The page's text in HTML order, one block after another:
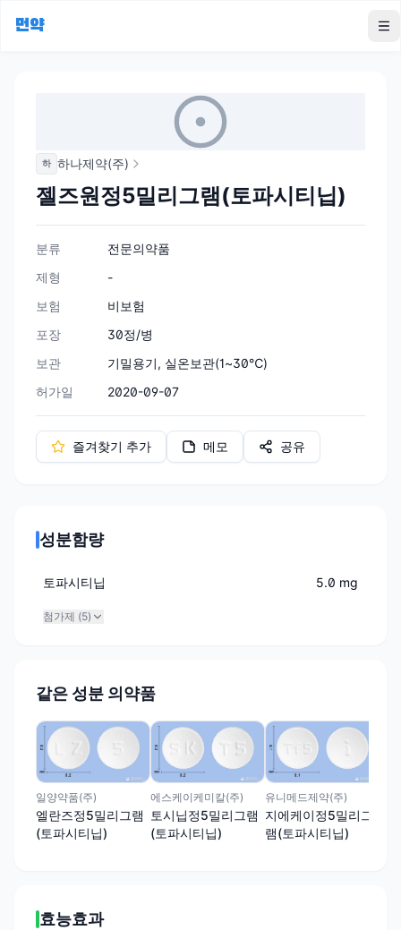
먼약
하 하나제약(주)
젤즈원정5밀리그램(토파시티닙)
분류
전문의약품
제형
-
보험
비보험
포장
30정/병
보관
기밀용기, 실온보관(1~30℃)
허가일
2020-09-07
즐겨찾기 추가 메모 공유
성분함량
토파시티닙 5.0 mg
첨가제 (5)
같은 성분 의약품
일양약품(주)
엘란즈정5밀리그램
(토파시티닙)
에스케이케미칼(주)
토시닙정5밀리그램
(토파시티닙)
유니메드제약(주)
지에케이정5밀리그
램(토파시티닙)
효능효과